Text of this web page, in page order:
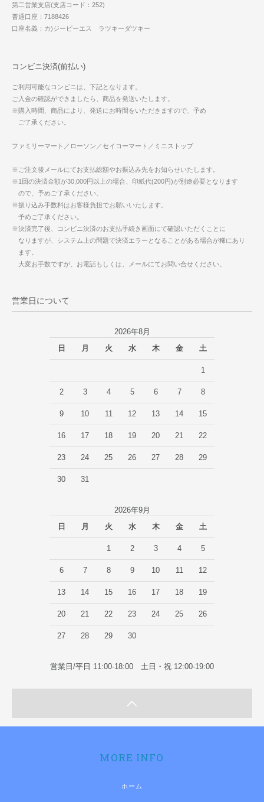
第二営業支店(支店コード：252)
普通口座：7188426
口座名義：カ)ジーピーエス ラツキーダツキー
コンビニ決済(前払い)
ご利用可能なコンビニは、下記となります。
ご入金の確認ができましたら、商品を発送いたします。
※購入時間、商品により、発送にお時間をいただきますので、予め
ご了承ください。
ファミリーマート／ローソン／セイコーマート／ミニストップ
※ご注文後メールにてお支払総額やお振込み先をお知らせいたします。
※1回の決済金額が30,000円以上の場合、印紙代(200円)が別途必要となります
ので、予めご了承ください。
※振り込み手数料はお客様負担でお願いいたします。
予めご了承ください。
※決済完了後、コンビニ決済のお支払手続き画面にて確認いただくことに
なりますが、システム上の問題で決済エラーとなることがある場合が稀にあり
ます。
大変お手数ですが、お電話もしくは、メールにてお問い合せください。
営業日について
2026年8月
日
月 火 水 木 金 土
1
2 3 4 5 6 7 8
9 10 11 12 13 14 15
16 17 18 19 20 21 22
23 24 25 26 27 28 29
30 31
2026年9月
日
月 火 水 木 金 土
1 2 3 4 5
6 7 8 9 10 11 12
13 14 15 16 17 18 19
20 21 22 23 24 25 26
27 28 29 30
営業日/平日 11:00-18:00 土日・祝 12:00-19:00
MORE INFO
ホーム